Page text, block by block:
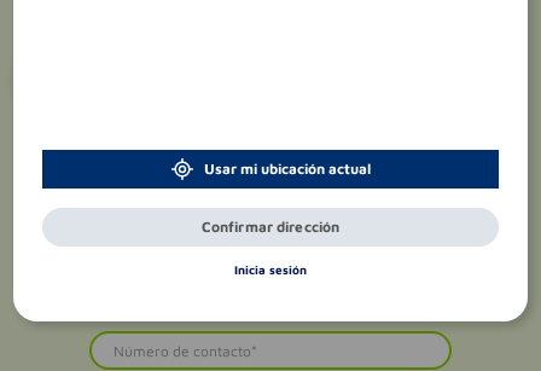
Usar mi ubicación actual
Confirmar dirección
Inicia sesión